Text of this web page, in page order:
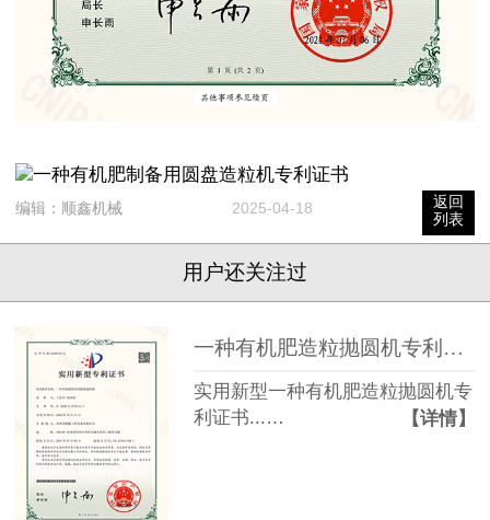
编辑： 顺鑫机械 2025-04-18
返回
列表
用户还关注过
一种有机肥造粒抛圆机专利证书
实用新型一种有机肥造粒抛圆机专
利证书...…
【详情】